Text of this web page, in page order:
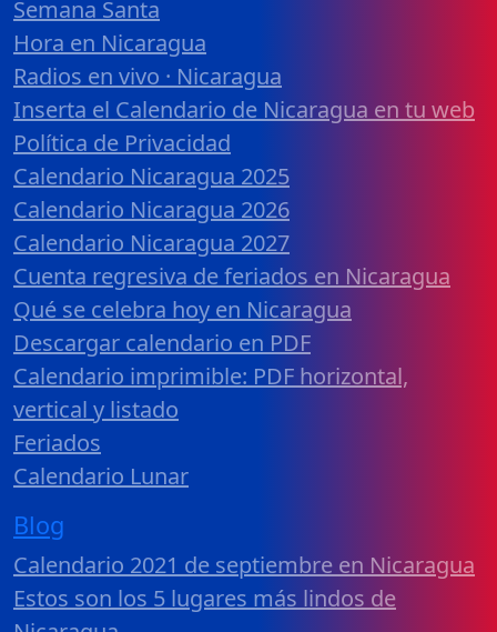
Semana Santa
Hora en Nicaragua
Radios en vivo · Nicaragua
Inserta el Calendario de Nicaragua en tu web
Política de Privacidad
Calendario Nicaragua 2025
Calendario Nicaragua 2026
Calendario Nicaragua 2027
Cuenta regresiva de feriados en Nicaragua
Qué se celebra hoy en Nicaragua
Descargar calendario en PDF
Calendario imprimible: PDF horizontal,
vertical y listado
Feriados
Calendario Lunar
Blog
Calendario 2021 de septiembre en Nicaragua
Estos son los 5 lugares más lindos de